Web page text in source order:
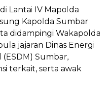
Lantai IV Mapolda
Kapolda Sumbar
didampingi Wakapolda
jajaran Dinas Energi
Sumbar,
terkait, serta awak